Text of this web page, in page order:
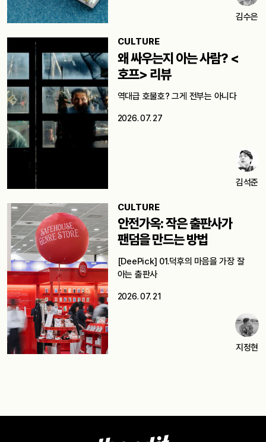
김수은
CULTURE
왜 싸우는지 아는 사람? <
호프> 리뷰
역대급 호불호? 그게 전부는 아니다
2026. 07. 27
김석준
CULTURE
안전가옥: 작은 출판사가
팬덤을 만드는 방법
[DeePick] 01.덕후의 마음을 가장 잘
아는 출판사
2026. 07. 21
지정현